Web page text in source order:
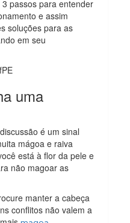
passos para entender
e assim
soluções para as
em seu
uma
é um sinal
mágoa e raiva
está à flor da pele e
não magoar as
manter a cabeça
conflitos não valem a